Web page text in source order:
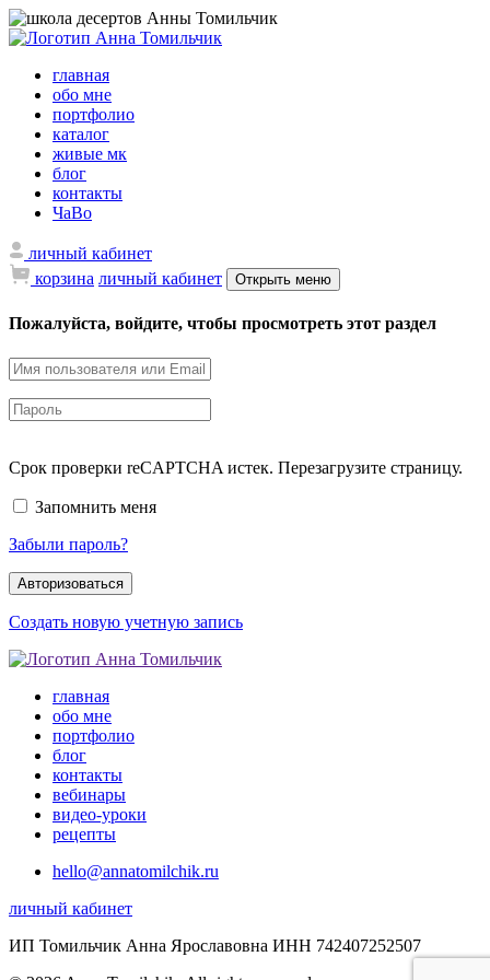
главная
обо мне
портфолио
каталог
живые мк
блог
контакты
ЧаВо
личный кабинет
корзина личный кабинет Открыть меню
Пожалуйста, войдите, чтобы просмотреть этот раздел
Срок проверки reCAPTCHA истек. Перезагрузите страницу.
Запомнить меня
Забыли пароль?
Создать новую учетную запись
главная
обо мне
портфолио
блог
контакты
вебинары
видео-уроки
рецепты
hello@annatomilchik.ru
личный кабинет
ИП Томильчик Анна Ярославовна ИНН 742407252507